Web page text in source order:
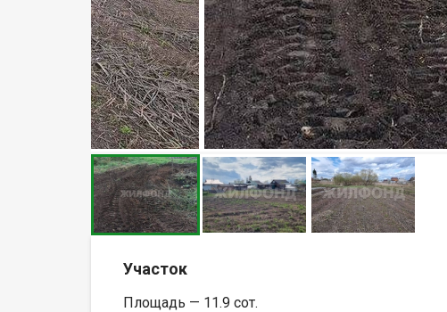
Участок
Площадь — 11.9 сот.